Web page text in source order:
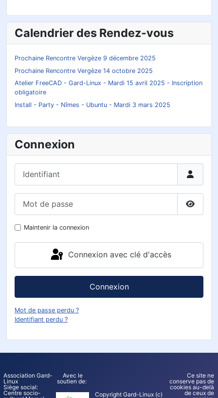
Calendrier des Rendez-vous
Prochaine Rencontre Vergèze 9 décembre 2025
Prochaine Rencontre Vergèze 14 octobre 2025
Atelier FreeCAD - Gard-Linux - Mardi 15 avril 2025 - Inscription
obligatoire
Install - Party - Nîmes - Ubuntu - Mardi 3 mars 2025
Connexion
Identifiant
Maintenir la connexion
Connexion avec clé d'accès
Connexion
Mot de passe perdu ?
Identifiant perdu ?
Association Gard-
Linux
Siège social:
Centre socio-
Avec le
soutien de:
Copyright Gard-Linux (c)
Ce site ne
conserve pas de
cookies au-delà
de ceux de